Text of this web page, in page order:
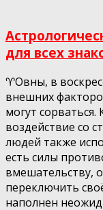
для всех
♈️Овны, в
внешних
могут
воздействие со
людей также
есть силы
вмешательству,
переключить
наполнен